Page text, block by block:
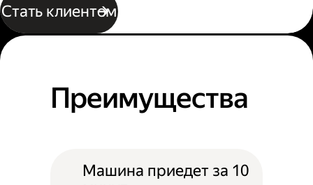
Стать клиентом
Преимущества
Машина приедет за 10